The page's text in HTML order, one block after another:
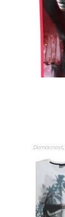
Domácnost,